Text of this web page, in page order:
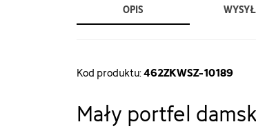
OPIS
Kod produktu:462ZKWSZ-10189
Mały portfel